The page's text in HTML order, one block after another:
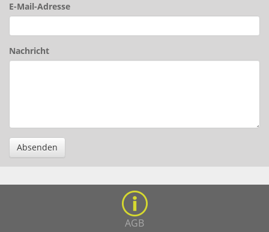
E-Mail-Adresse
Nachricht
Absenden
AGB